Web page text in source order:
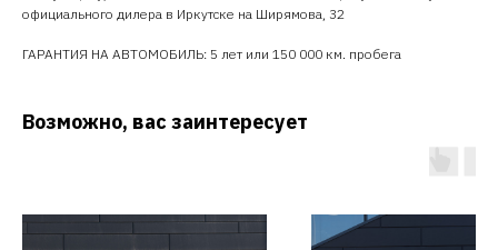
официального дилера в Иркутске на Ширямова, 32
ГАРАНТИЯ НА АВТОМОБИЛЬ: 5 лет или 150 000 км. пробега
Возможно, вас заинтересует